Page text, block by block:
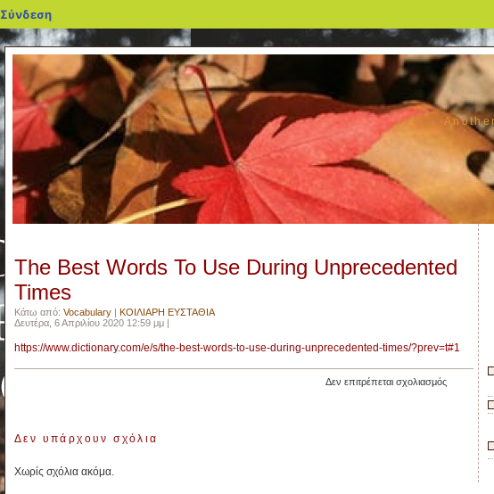
blogs.sch.gr
Σύνδεση
The Best Words To Use During Unprecedented
Times
Κάτω από: Vocabulary | ΚΟΙΛΙΑΡΗ ΕΥΣΤΑΘΙΑ
Δευτέρα, 6 Απριλίου 2020 12:59 μμ |
https://www.dictionary.com/e/s/the-best-words-to-use-during-unprecedented-times/?prev=t#1
Δεν επιτρέπεται σχολιασμόςστο
Δεν υπάρχουν σχόλια
Χωρίς σχόλια ακόμα.